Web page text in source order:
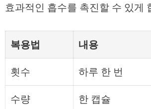
효과적인 흡수를 촉진할 수 있게
복용법 내용
횟수 하루 한 번
수량 한 캡슐